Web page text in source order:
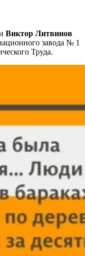
Виктор Литвинов
завода № 1
Труда.